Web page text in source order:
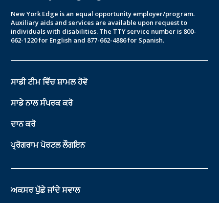
New York Edge is an equal opportunity employer/program.
Auxiliary aids and services are available upon request to
individuals with disabilities. The TTY service number is 800-
662-1220 for English and 877-662-4886 for Spanish.
ਸਾਡੀ ਟੀਮ ਵਿੱਚ ਸ਼ਾਮਲ ਹੋਵੋ
ਸਾਡੇ ਨਾਲ ਸੰਪਰਕ ਕਰੋ
ਦਾਨ ਕਰੋ
ਪ੍ਰੋਗਰਾਮ ਪੋਰਟਲ ਲੌਗਇਨ
ਅਕਸਰ ਪੁੱਛੇ ਜਾਂਦੇ ਸਵਾਲ